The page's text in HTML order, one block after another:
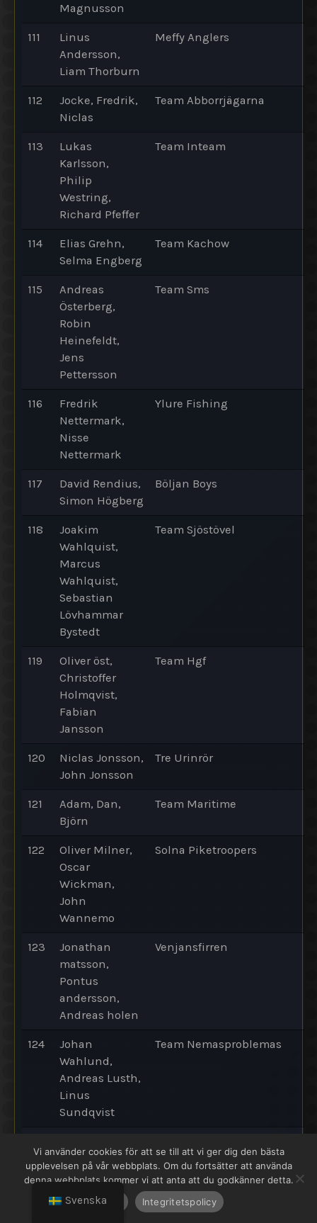
Magnusson
111
Linus
Andersson,
Liam Thorburn
Meffy Anglers
112
Jocke, Fredrik,
Niclas
Team Abborrjägarna
113
Lukas
Karlsson,
Philip
Westring,
Richard Pfeffer
Team Inteam
114
Elias Grehn,
Selma Engberg
Team Kachow
115
Andreas
Österberg,
Robin
Heinefeldt,
Jens
Pettersson
Team Sms
116
Fredrik
Nettermark,
Nisse
Nettermark
Ylure Fishing
117
David Rendius,
Simon Högberg
Böljan Boys
118
Joakim
Wahlquist,
Marcus
Wahlquist,
Sebastian
Lövhammar
Bystedt
Team Sjöstövel
119
Oliver öst,
Christoffer
Holmqvist,
Fabian
Jansson
Team Hgf
120
Niclas Jonsson,
John Jonsson
Tre Urinrör
121
Adam, Dan,
Björn
Team Maritime
122
Oliver Milner,
Oscar
Wickman,
John
Wannemo
Solna Piketroopers
123
Jonathan
matsson,
Pontus
andersson,
Andreas holen
Venjansfirren
124
Johan
Wahlund,
Andreas Lusth,
Linus
Sundqvist
Team Nemasproblemas
Johannes
Jonsson
Martin
Team Cowi
Svenska
Vi använder cookies för att se till att vi ger dig den bästa
upplevelsen på vår webbplats. Om du fortsätter att använda
denna webbplats kommer vi att anta att du godkänner detta.
Integritetspolicy